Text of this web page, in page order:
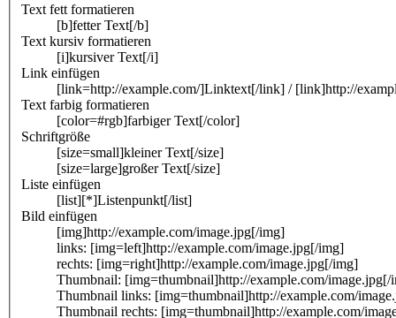
Text fett formatieren
[b]fetter Text[/b]
Text kursiv formatieren
[i]kursiver Text[/i]
Link einfügen
[link=http://example.com/]Linktext[/link] / [link]http://
Text farbig formatieren
[color=#rgb]farbiger Text[/color]
Schriftgröße
[size=small]kleiner Text[/size]
[size=large]großer Text[/size]
Liste einfügen
[list][*]Listenpunkt[/list]
Bild einfügen
[img]http://example.com/image.jpg[/img]
links: [img=left]http://example.com/image.jpg[/img]
rechts: [img=right]http://example.com/image.jpg[/img]
Thumbnail: [img=thumbnail]http://example.com/image.jpg[/
Thumbnail links: [img=thumbnail]http://example.com/
Thumbnail rechts: [img=thumbnail]http://example.com/